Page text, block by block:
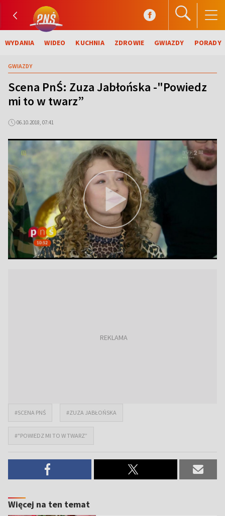
WYDANIA WIDEO KUCHNIA ZDROWIE GWIAZDY PORADY
GWIAZDY
Scena PnŚ: Zuza Jabłońska -"Powiedz
mi to w twarz”
06.10.2018, 07:41
#SCENA PNŚ #ZUZA JABŁOŃSKA
#"POWIEDZ MI TO W TWARZ”
Więcej na ten temat